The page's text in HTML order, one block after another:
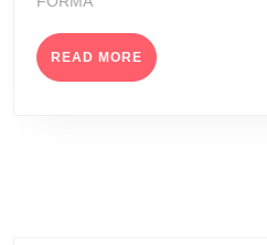
READ MORE READ
MORE